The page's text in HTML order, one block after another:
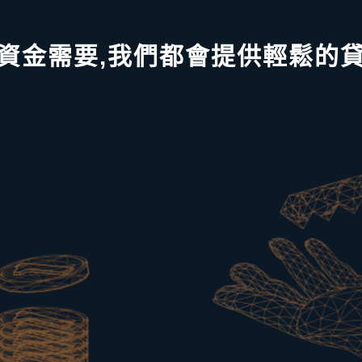
金需要,我們都會提供輕鬆的